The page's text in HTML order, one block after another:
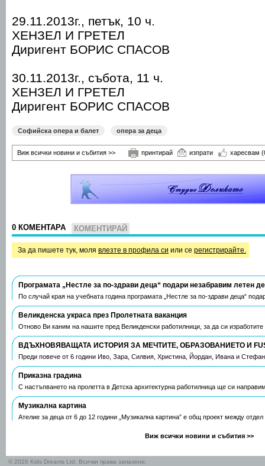
29.11.2013г., петък, 10 ч.
ХЕНЗЕЛ И ГРЕТЕЛ
Диригент БОРИС СПАСОВ
30.11.2013г., събота, 11 ч.
ХЕНЗЕЛ И ГРЕТЕЛ
Диригент БОРИС СПАСОВ
Софийска опера и балет опера за деца
Виж всички новини и събития >> принтирай изпрати харесвам
0 КОМЕНТАРА КОМЕНТИРАЙ
За да пишете тук, моля влезте в профила си или се регистрирайте.
Програмата „Нестле за по-здрави деца“ подари незабравим летен
По случай края на учебната година програмата „Нестле за по-здрави деца“
Великденска украса през Пролетната ваканция
Отново Ви каним на нашите пред Великденски работилници, за да си
ВДЪХНОВЯВАЩАТА ИСТОРИЯ ЗА МЕЧТИТЕ, ОБРАЗОВАНИЕТО И
Преди повече от 6 години Иво, Зара, Силвия, Христина, Йордан, Ивана и
Приказна градина
С настъпването на пролетта в Детска архитектурна работилница ще си
Музикална картина
Ателие за деца от 6 до 12 години „Музикална картина” е общ проект между отдел
Виж всички новини и събития >>
© 2026 Kids Dreams Ltd. Всички права запазени.